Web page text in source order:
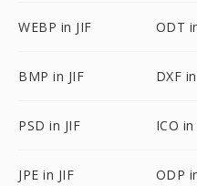
WEBP in JIF ODT
BMP in JIF DXF
PSD in JIF ICO in
JPE in JIF ODP